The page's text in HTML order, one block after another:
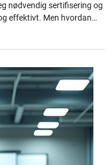
priser på
for både
nødvendig sertifisering og
effektivt. Men hvordan
på truckførerkurs? I